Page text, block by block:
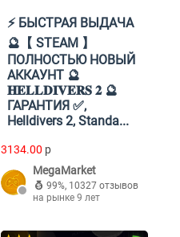
⚡ БЫСТРАЯ ВЫДАЧА
🔮【 STEAM 】
ПОЛНОСТЬЮ НОВЫЙ
АККАУНТ 🔮
𝐇𝐄𝐋𝐋𝐃𝐈𝐕𝐄𝐑𝐒 𝟐 🔮
ГАРАНТИЯ ✅,
Helldivers 2, Standa...
3134.00 p
MegaMarket
99%, 10327 отзывов
на рынке 9 лет